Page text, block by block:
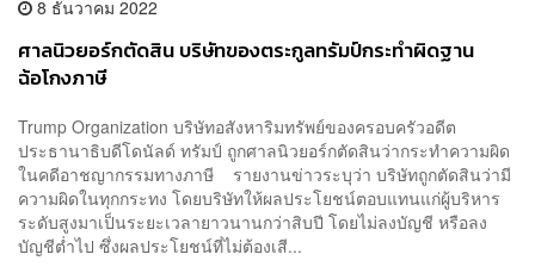
8 ธันวาคม 2022
ศาลนิวยอร์กตัดสิน บริษัทของตระกูลทรัมป์กระทำผิดฐาน
ฉ้อโกงภาษี
Trump Organization บริษัทอสังหาริมทรัพย์ของครอบครัวอดีต
ประธานาธิบดีโดนัลด์ ทรัมป์ ถูกศาลนิวยอร์กตัดสินว่ากระทำความผิด
ในคดีอาชญากรรมทางภาษี รายงานข่าวระบุว่า บริษัทถูกตัดสินว่ามี
ความผิดในทุกกระทง โดยบริษัทให้ผลประโยชน์ตอบแทนแก่ผู้บริหาร
ระดับสูงมาเป็นระยะเวลายาวนานกว่าสิบปี โดยไม่ลงบัญชี หรือลง
บัญชีต่ำไป ซึ่งผลประโยชน์ที่ไม่ต้องเสี...